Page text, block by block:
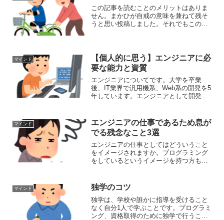
この記事を読むことのメリットはありま
せん。まかひが自戒の意味を兼ねて残そ
うと思い投稿しました。それでもこの記
参考になれば幸いです。1...
マインド
【個人的に思う】エンジニアに必
要な能力と資質
エンジニアについてです。大学を卒業
後、IT業界で汎用機系、Web系の開発を5
年しています。エンジニアとして開発し
エンジニアはこれからますます必要とな
り、需要もあると考...
マインド
エンジニアの仕事であるため息が
でる残念なこと3選
エンジニアの仕事としてはどういうこと
をイメージされますか。プログラミング
をしているというイメージを持つ方も居
ニアの仕事であるため息がでる残念なこ
とについてです。IT業界...
マインド 独学のコツ
独学は、学校や誰かに指導を受けること
なく自分1人で学ぶことです。プログラミ
ング、資格取得のために独学で行うこと